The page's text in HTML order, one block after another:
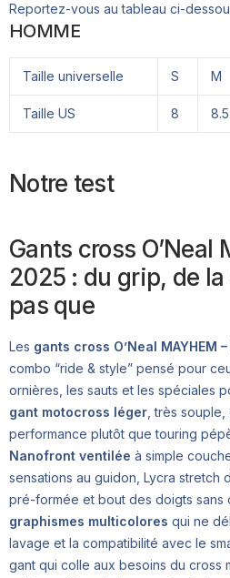
Reportez-vous au tableau ci-
HOMME
Taille universelle S M
Taille US 8 8.5
Notre test
Gants cross O’Neal
2025 : du grip, de
pas que
Les gants cross O’Neal MAYHEM
combo “ride & style” pensé pour
ornières, les sauts et les spéciales
gant motocross léger , très
performance plutôt que touring
Nanofront ventilée à simple
sensations au guidon, Lycra stretch
pré-formée et bout des doigts sans
graphismes multicolores qui ne
lavage et la compatibilité avec le
gant qui colle aux besoins du cross